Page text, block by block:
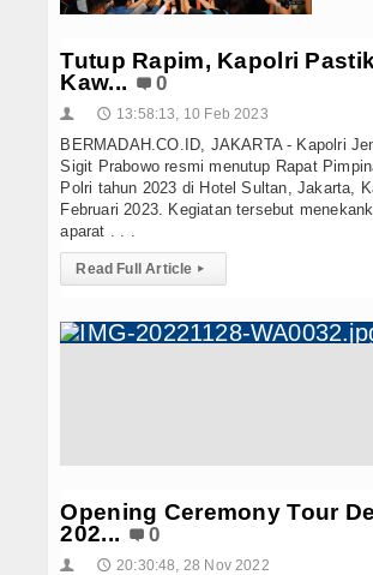
Tutup Rapim, Kapolri
Kaw...
0
👤 🕔 13:58:13, 10 Feb 2023
BERMADAH.CO.ID, JAKARTA - Kapolri
Sigit Prabowo resmi menutup Rapat
Polri tahun 2023 di Hotel Sultan, Jakarta,
Februari 2023. Kegiatan tersebut
aparat . . .
Read Full Article ▸
Opening Ceremony Tour
202...
0
👤 🕔 20:30:48, 28 Nov 2022